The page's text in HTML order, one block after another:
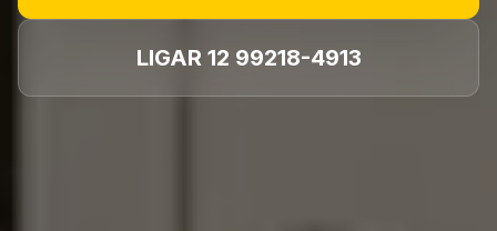
LIGAR 12 99218-4913